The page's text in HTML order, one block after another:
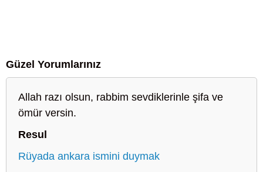
Güzel Yorumlarınız
Allah razı olsun, rabbim sevdiklerinle şifa ve
ömür versin.
Resul
Rüyada ankara ismini duymak